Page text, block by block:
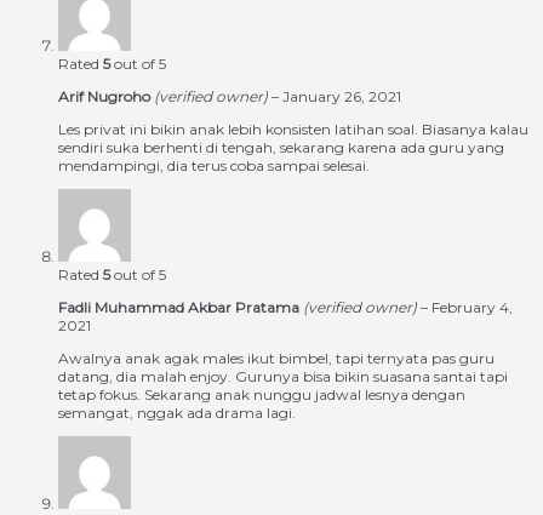
Rated 5out of 5
Arif Nugroho (verified owner) – January 26, 2021
Les privat ini bikin anak lebih konsisten latihan soal. Biasanya kalau
sendiri suka berhenti di tengah, sekarang karena ada guru yang
mendampingi, dia terus coba sampai selesai.
Rated 5out of 5
Fadli Muhammad Akbar Pratama (verified owner) – February 4,
2021
Awalnya anak agak males ikut bimbel, tapi ternyata pas guru
datang, dia malah enjoy. Gurunya bisa bikin suasana santai tapi
tetap fokus. Sekarang anak nunggu jadwal lesnya dengan
semangat, nggak ada drama lagi.